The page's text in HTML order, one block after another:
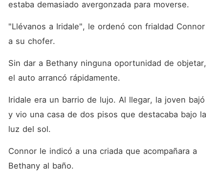
estaba demasiado avergonzada para moverse.
"Llévanos a Iridale", le ordenó con frialdad Connor
a su chofer.
Sin dar a Bethany ninguna oportunidad de objetar,
el auto arrancó rápidamente.
Iridale era un barrio de lujo. Al llegar, la joven bajó
y vio una casa de dos pisos que destacaba bajo la
luz del sol.
Connor le indicó a una criada que acompañara a
Bethany al baño.